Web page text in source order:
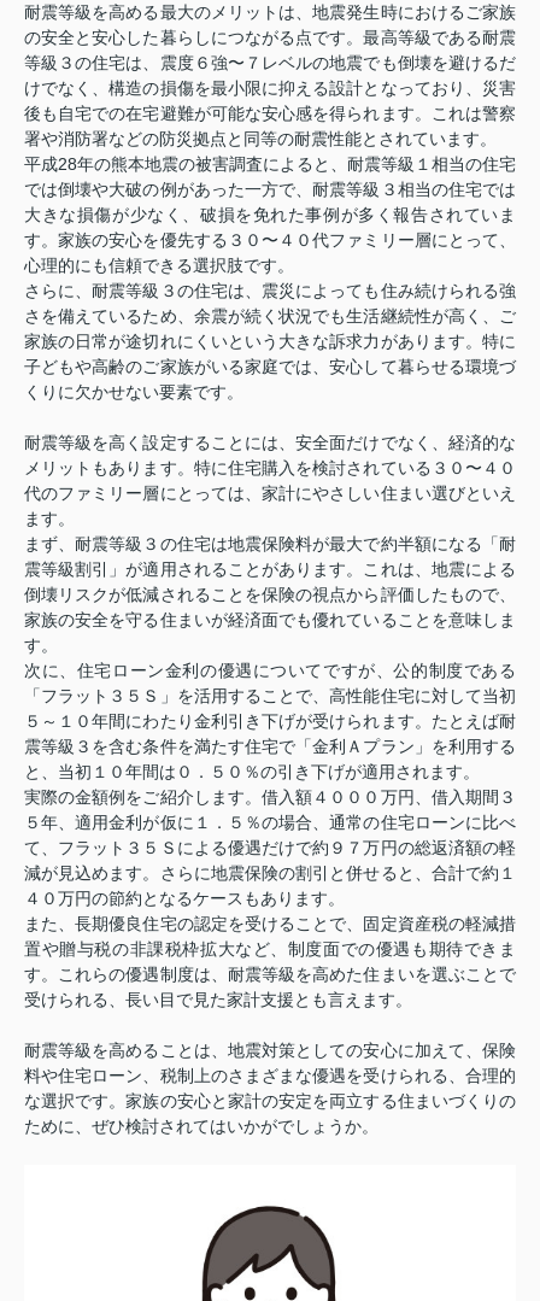
耐震等級を高める最大のメリットは、地震発生時におけるご家族
の安全と安心した暮らしにつながる点です。最高等級である耐震
等級３の住宅は、震度６強〜７レベルの地震でも倒壊を避けるだ
けでなく、構造の損傷を最小限に抑える設計となっており、災害
後も自宅での在宅避難が可能な安心感を得られます。これは警察
署や消防署などの防災拠点と同等の耐震性能とされています。
平成28年の熊本地震の被害調査によると、耐震等級１相当の住宅
では倒壊や大破の例があった一方で、耐震等級３相当の住宅では
大きな損傷が少なく、破損を免れた事例が多く報告されていま
す。家族の安心を優先する３０〜４０代ファミリー層にとって、
心理的にも信頼できる選択肢です。
さらに、耐震等級３の住宅は、震災によっても住み続けられる強
さを備えているため、余震が続く状況でも生活継続性が高く、ご
家族の日常が途切れにくいという大きな訴求力があります。特に
子どもや高齢のご家族がいる家庭では、安心して暮らせる環境づ
くりに欠かせない要素です。
耐震等級を高く設定することには、安全面だけでなく、経済的な
メリットもあります。特に住宅購入を検討されている３０〜４０
代のファミリー層にとっては、家計にやさしい住まい選びといえ
ます。
まず、耐震等級３の住宅は地震保険料が最大で約半額になる「耐
震等級割引」が適用されることがあります。これは、地震による
倒壊リスクが低減されることを保険の視点から評価したもので、
家族の安全を守る住まいが経済面でも優れていることを意味しま
す。
次に、住宅ローン金利の優遇についてですが、公的制度である
「フラット３５Ｓ」を活用することで、高性能住宅に対して当初
５～１０年間にわたり金利引き下げが受けられます。たとえば耐
震等級３を含む条件を満たす住宅で「金利Ａプラン」を利用する
と、当初１０年間は０．５０％の引き下げが適用されます。
実際の金額例をご紹介します。借入額４０００万円、借入期間３
５年、適用金利が仮に１．５％の場合、通常の住宅ローンに比べ
て、フラット３５Ｓによる優遇だけで約９７万円の総返済額の軽
減が見込めます。さらに地震保険の割引と併せると、合計で約１
４０万円の節約となるケースもあります。
また、長期優良住宅の認定を受けることで、固定資産税の軽減措
置や贈与税の非課税枠拡大など、制度面での優遇も期待できま
す。これらの優遇制度は、耐震等級を高めた住まいを選ぶことで
受けられる、長い目で見た家計支援とも言えます。
耐震等級を高めることは、地震対策としての安心に加えて、保険
料や住宅ローン、税制上のさまざまな優遇を受けられる、合理的
な選択です。家族の安心と家計の安定を両立する住まいづくりの
ために、ぜひ検討されてはいかがでしょうか。